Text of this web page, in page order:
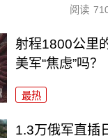
阅读
射程1800公里
美军“焦虑”吗？
最热
1.3万俄军直插